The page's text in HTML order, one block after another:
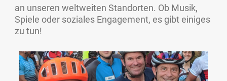
an unseren weltweiten Standorten. Ob Musik,
Spiele oder soziales Engagement, es gibt einiges
zu tun!